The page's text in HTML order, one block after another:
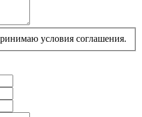
условия соглашения.